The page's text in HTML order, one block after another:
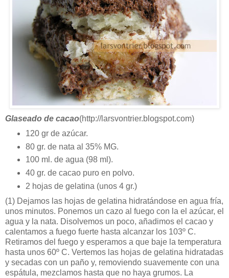
Glaseado de cacao(http://larsvontrier.blogspot.com)
120 gr de azúcar.
80 gr. de nata al 35% MG.
100 ml. de agua (98 ml).
40 gr. de cacao puro en polvo.
2 hojas de gelatina (unos 4 gr.)
(1) Dejamos las hojas de gelatina hidratándose en agua fría,
unos minutos. Ponemos un cazo al fuego con la el azúcar, el
agua y la nata. Disolvemos un poco, añadimos el cacao y
calentamos a fuego fuerte hasta alcanzar los 103º C.
Retiramos del fuego y esperamos a que baje la temperatura
hasta unos 60º C. Vertemos las hojas de gelatina hidratadas
y secadas con un paño y, removiendo suavemente con una
espátula, mezclamos hasta que no haya grumos. La